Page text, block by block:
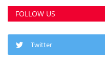
FOLLOW US
Twitter